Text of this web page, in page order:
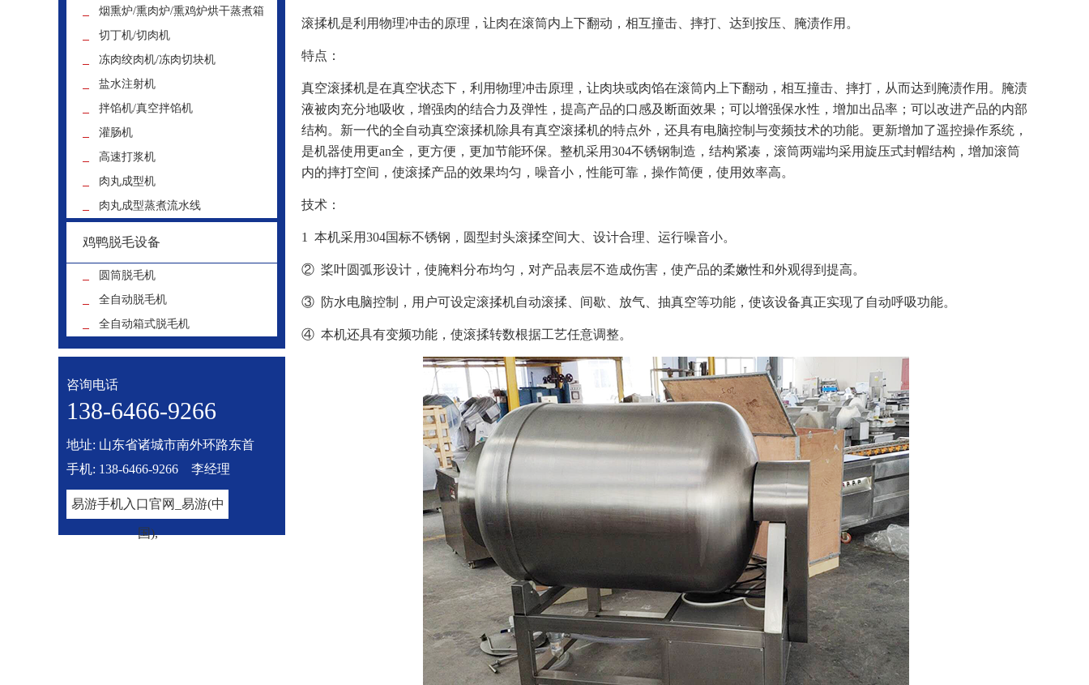
烟熏炉/熏肉炉/熏鸡炉烘干蒸煮箱
切丁机/切肉机
冻肉绞肉机/冻肉切块机
盐水注射机
拌馅机/真空拌馅机
灌肠机
高速打浆机
肉丸成型机
肉丸成型蒸煮流水线
鸡鸭脱毛设备
圆筒脱毛机
全自动脱毛机
全自动箱式脱毛机
咨询电话
138-6466-​9266
地址: 山东省诸城市南外环路东首
手机: 138-6466-9266 李经理
易游手机入口官网_易游(中
国),
滚揉机是利用物理冲击的原理，让肉在滚筒内上下翻动，相互撞击、摔打、达到按压、腌渍作用。
特点：
真空滚揉机是在真空状态下，利用物理冲击原理，让肉块或肉馅在滚筒内上下翻动，相互撞击、摔打，从而达到腌渍作用。腌渍
液被肉充分地吸收，增强肉的结合力及弹性，提高产品的口感及断面效果；可以增强保水性，增加出品率；可以改进产品的内部
结构。新一代的全自动真空滚揉机除具有真空滚揉机的特点外，还具有电脑控制与变频技术的功能。更新增加了遥控操作系统，
是机器使用更an全，更方便，更加节能环保。整机采用304不锈钢制造，结构紧凑，滚筒两端均采用旋压式封帽结构，增加滚筒
内的摔打空间，使滚揉产品的效果均匀，噪音小，性能可靠，操作简便，使用效率高。
技术：
1 本机采用304国标不锈钢，圆型封头滚揉空间大、设计合理、运行噪音小。
② 桨叶圆弧形设计，使腌料分布均匀，对产品表层不造成伤害，使产品的柔嫩性和外观得到提高。
③ 防水电脑控制，用户可设定滚揉机自动滚揉、间歇、放气、抽真空等功能，使该设备真正实现了自动呼吸功能。
④ 本机还具有变频功能，使滚揉转数根据工艺任意调整。